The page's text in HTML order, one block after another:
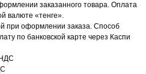
заказанного товара. Оплата
валюте «тенге».
при оформлении заказа. Способ
по банковской карте через Каспи